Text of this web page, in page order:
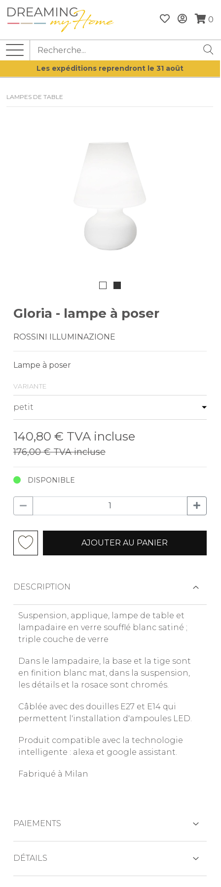
0
Les expéditions reprendront le 31 août
LAMPES DE TABLE
Gloria - lampe à poser
ROSSINI ILLUMINAZIONE
Lampe à poser
variante
140,80 € TVA incluse
176,00 €TVA incluse
DISPONIBLE
AJOUTER AU PANIER
DESCRIPTION
Suspension, applique, lampe de table et
lampadaire en verre soufflé blanc satiné ;
triple couche de verre
Dans le lampadaire, la base et la tige sont
en finition blanc mat, dans la suspension,
les détails et la rosace sont chromés.
Câblée avec des douilles E27 et E14 qui
permettent l'installation d'ampoules LED.
Produit compatible avec la technologie
intelligente : alexa et google assistant.
Fabriqué à Milan
PAIEMENTS
DÉTAILS